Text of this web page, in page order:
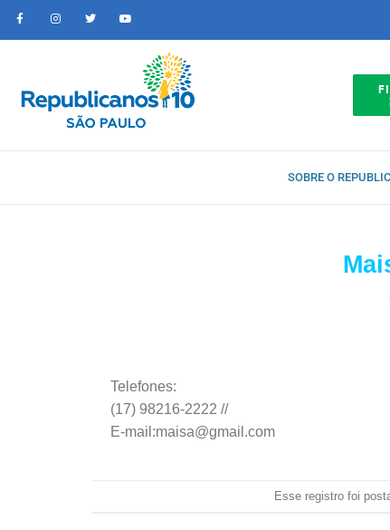
SOBRE O
Telefones:
(17) 98216-2222 //
E-mail:maisa@gmail.com
Esse registro foi